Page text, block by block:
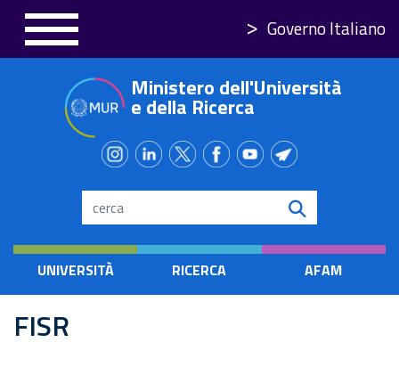
principale
Governo Italiano
Ministero dell'Università
e della Ricerca
Search
UNIVERSITÀ RICERCA AFAM
FISR